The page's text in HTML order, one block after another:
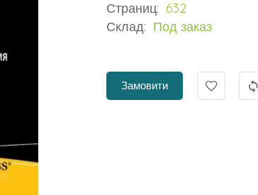
Страниц: 632
Склад: Под заказ
Замовити